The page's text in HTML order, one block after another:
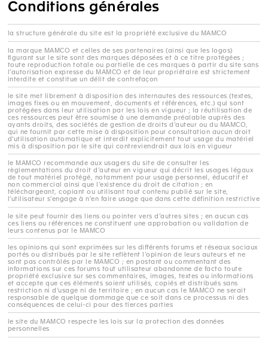
Conditions générales
la structure générale du site est la propriété exclusive du MAMCO
la marque MAMCO et celles de ses partenaires (ainsi que les logos)
figurant sur le site sont des marques déposées et à ce titre protégées ;
toute reproduction totale ou partielle de ces marques à partir du site sans
l’autorisation expresse du MAMCO et de leur propriétaire est strictement
interdite et constitue un délit de contrefaçon
le site met librement à disposition des internautes des ressources (textes,
images fixes ou en mouvement, documents et références, etc.) qui sont
protégées dans leur utilisation par les lois en vigueur ; la réutilisation de
ces ressources peut être soumise à une demande préalable auprès des
ayants droits, des sociétés de gestion de droits d’auteur ou du MAMCO,
qui ne fournit par cette mise à disposition pour consultation aucun droit
d’utilisation automatique et interdit explicitement tout usage du matériel
mis à disposition par le site qui contreviendrait aux lois en vigueur
le MAMCO recommande aux usagers du site de consulter les
règlementations du droit d’auteur en vigueur qui décrit les usages légaux
de tout matériel protégé, notamment pour usage personnel, éducatif et
non commercial ainsi que l’existence du droit de citation ; en
téléchargeant, copiant ou utilisant tout contenu publié sur le site,
l’utilisateur s’engage à n’en faire usage que dans cette définition restrictive
le site peut fournir des liens ou pointer vers d’autres sites ; en aucun cas
ces liens ou références ne constituent une approbation ou validation de
leurs contenus par le MAMCO
les opinions qui sont exprimées sur les différents forums et réseaux sociaux
portés ou distribués par le site reflètent l’opinion de leurs auteurs et ne
sont pas contrôlés par le MAMCO ; en postant ou commentant des
informations sur ces forums tout utilisateur abandonne de facto toute
propriété exclusive sur ses commentaires, images, textes ou informations
et accepte que ces éléments soient utilisés, copiés et distribués sans
restriction ni d’usage ni de territoire ; en aucun cas le MAMCO ne serait
responsable de quelque dommage que ce soit dans ce processus ni des
conséquences de celui-ci pour des tierces parties
le site du MAMCO respecte les lois sur la protection des données
personnelles